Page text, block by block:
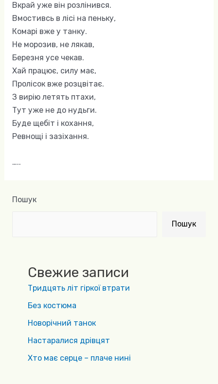
Вкрай уже він розлінився.
Вмостивсь в лісі на пеньку,
Комарі вже у танку.
Не морозив, не лякав,
Березня усе чекав.
Хай працює, силу має,
Пролісок вже розцвітає.
З вирію летять птахи,
Тут уже не до нудьги.
Буде щебіт і кохання,
Ревнощі і зазіхання.
…..
Пошук
Пошук
Свежие записи
Тридцять літ гіркої втрати
Без костюма
Новорічний танок
Настаралися дрівцят
Хто має серце – плаче нині